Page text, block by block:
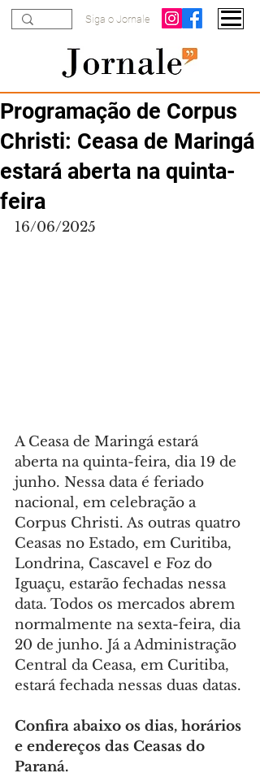
Siga o Jornale
Programação de Corpus
Christi: Ceasa de Maringá
estará aberta na quinta-
feira
16/06/2025
A Ceasa de Maringá estará
aberta na quinta-feira, dia 19 de
junho. Nessa data é feriado
nacional, em celebração a
Corpus Christi. As outras quatro
Ceasas no Estado, em Curitiba,
Londrina, Cascavel e Foz do
Iguaçu, estarão fechadas nessa
data. Todos os mercados abrem
normalmente na sexta-feira, dia
20 de junho. Já a Administração
Central da Ceasa, em Curitiba,
estará fechada nessas duas datas.
Confira abaixo os dias, horários
e endereços das Ceasas do
Paraná.